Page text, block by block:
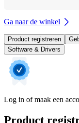
Ga naar de winkel
Product registreren
Software & Drivers
Log in of maak een
Product